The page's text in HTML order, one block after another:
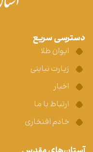
دسترسی سریع
ایوان طلا
زیارت نیابتی
اخبار
ارتباط با ما
خادم افتخاری